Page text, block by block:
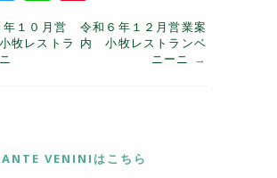
w
itt
n
e
nt
er
年１０月営
牧レストラ
令和６年１２月営業案
内 小牧レストランベ
ニーニ
→
VENINIはこちら